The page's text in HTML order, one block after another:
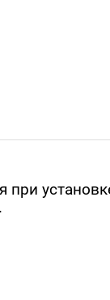
при